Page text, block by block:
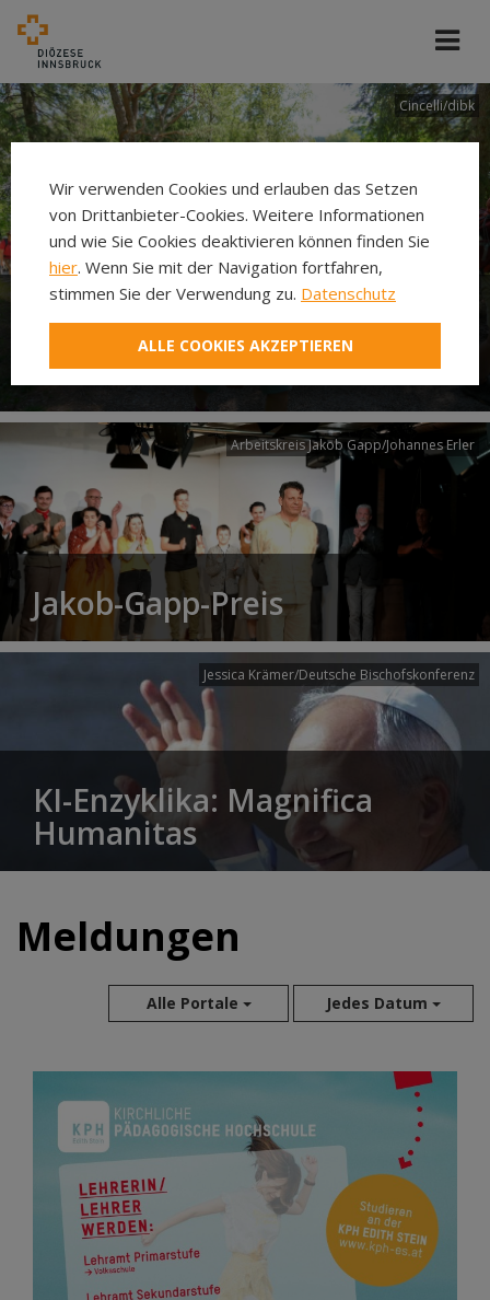
Cincelli/dibk
Neuer Pilgerweg Via
Laudato si’
Arbeitskreis Jakob Gapp/Johannes Erler
Jakob-Gapp-Preis
Jessica Krämer/Deutsche Bischofskonferenz
KI-Enzyklika: Magnifica
Humanitas
Meldungen
Alle Portale Jedes Datum
Aug 2026
Apr 2026
Mär 2026
Feb 2026
Jan 2026
Wir verwenden Cookies und erlauben das Setzen
von Drittanbieter-Cookies. Weitere Informationen
und wie Sie Cookies deaktivieren können finden Sie
hier. Wenn Sie mit der Navigation fortfahren,
stimmen Sie der Verwendung zu. Datenschutz
ALLE COOKIES AKZEPTIEREN